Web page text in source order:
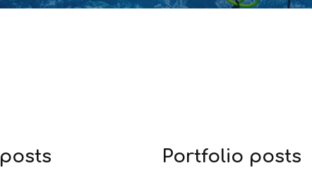
posts Portfolio posts